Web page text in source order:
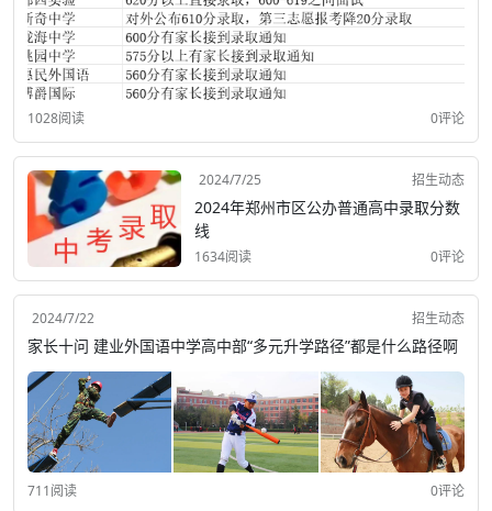
1028阅读 0评论
2024/7/25 招生动态
2024年郑州市区公办普通高中录取分数
线
1634阅读 0评论
2024/7/22 招生动态
家长十问 建业外国语中学高中部“多元升学路径”都是什么路径啊
711阅读 0评论